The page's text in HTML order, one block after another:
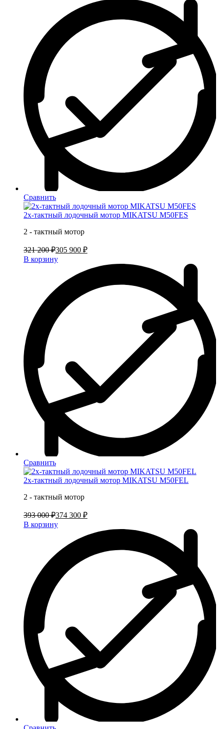
Сравнить
2х-тактный лодочный мотор MIKATSU M50FES
2 - тактный мотор
321 200 ₽305 900 ₽
В корзину
Сравнить
2х-тактный лодочный мотор MIKATSU M50FEL
2 - тактный мотор
393 000 ₽374 300 ₽
В корзину